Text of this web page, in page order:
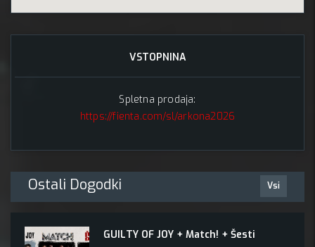
VSTOPNINA
Spletna prodaja:
https://fienta.com/sl/arkona2026
Ostali Dogodki Vsi
GUILTY OF JOY + Match! + Šesti